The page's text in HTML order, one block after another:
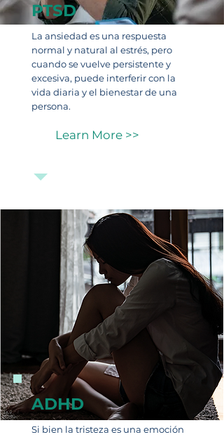
PTSD
La ansiedad es una respuesta
normal y natural al estrés, pero
cuando se vuelve persistente y
excesiva, puede interferir con la
vida diaria y el bienestar de una
persona.
Learn More >>
ADHD
Si bien la tristeza es una emoción